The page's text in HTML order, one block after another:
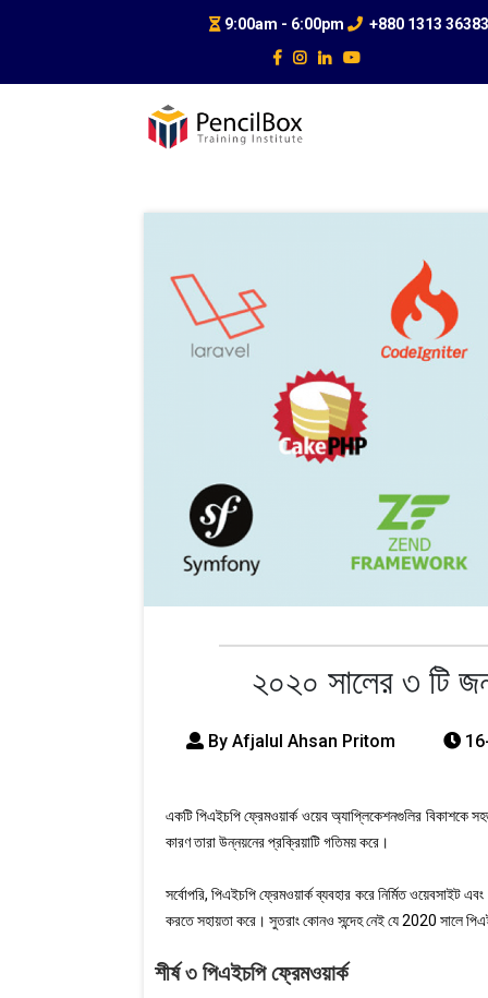
9:00am - 6:00pm +880 1313
২০২০ সালের ৩ টি
By Afjalul Ahsan Pritom
একটি পিএইচপি ফ্রেমওয়ার্ক ওয়েব অ্যাপ্লিকেশনগুলির বিকাশকে
কারণ তারা উন্নয়নের প্রক্রিয়াটি গতিময় করে।
সর্বোপরি, পিএইচপি ফ্রেমওয়ার্ক ব্যবহার করে নির্মিত ওয়েবসাইট
করতে সহায়তা করে। সুতরাং কোনও সন্দেহ নেই যে 2020 সালে
শীর্ষ ৩ পিএইচপি ফ্রেমওয়ার্ক